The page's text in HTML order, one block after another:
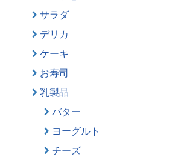
サラダ
デリカ
ケーキ
お寿司
乳製品
バター
ヨーグルト
チーズ